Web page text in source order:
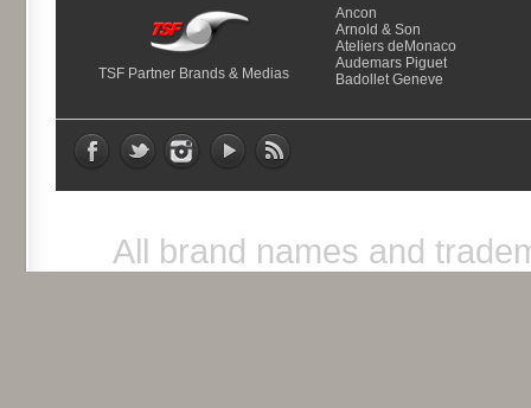
TSF Partner Brands & Medias
Ancon
Arnold & Son
Ateliers deMonaco
Audemars Piguet
Badollet Geneve
All brand names and